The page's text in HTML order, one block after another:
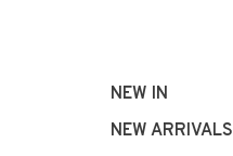
NEW IN
NEW ARRIVALS